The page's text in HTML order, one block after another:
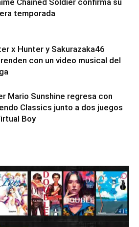
Chained Soldier confirma su
temporada
x Hunter y Sakurazaka46
con un video musical del
Mario Sunshine regresa con
Classics junto a dos juegos
Boy